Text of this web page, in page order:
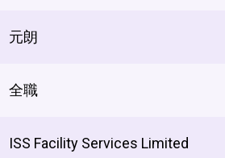
元朗
全職
ISS Facility Services Limited